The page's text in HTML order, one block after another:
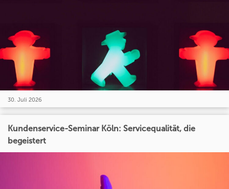
30. Juli 2026
Kundenservice-Seminar Köln: Servicequalität, die
begeistert